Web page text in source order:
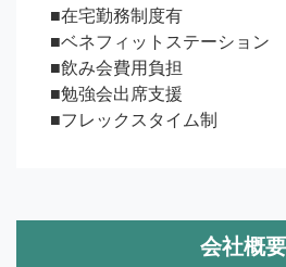
■在宅勤務制度有
■ベネフィットステーション
■飲み会費用負担
■勉強会出席支援
■フレックスタイム制
会社概要